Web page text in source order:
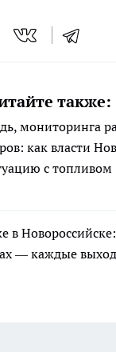
также:
мониторинга
как власти
с топливом
в
— каждые